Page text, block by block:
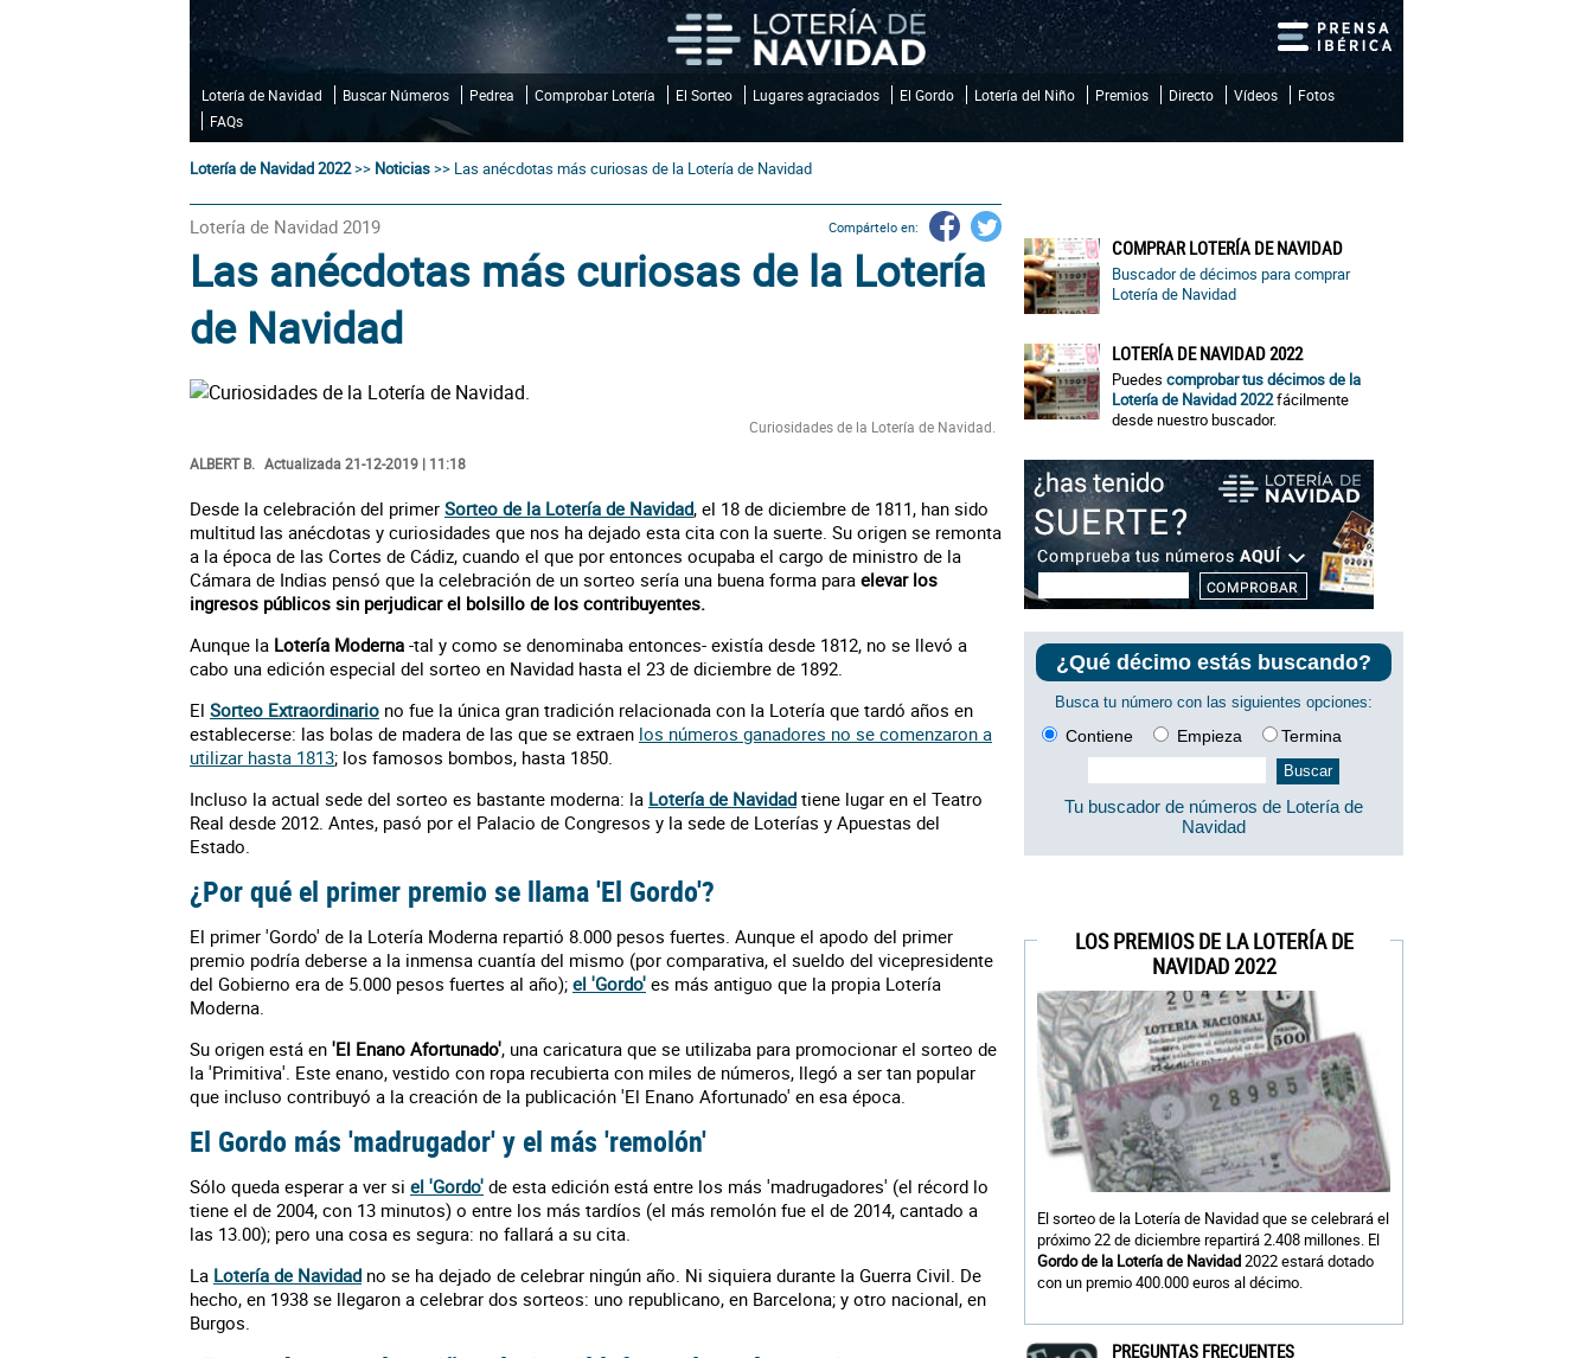
Lotería de Navidad Buscar Números Pedrea Comprobar Lotería El Sorteo Lugares agraciados El Gordo Lotería del Niño Premios Directo Vídeos
Fotos
FAQs
Lotería de Navidad 2022>> Noticias>> Las anécdotas más curiosas de la Lotería de Navidad
Compártelo en:
Lotería de Navidad 2019
Las anécdotas más curiosas de la Lotería
de Navidad
Curiosidades de la Lotería de Navidad.
ALBERT B. Actualizada 21-12-2019 | 11:18
Desde la celebración del primer Sorteo de la Lotería de Navidad, el 18 de diciembre de 1811, han sido
multitud las anécdotas y curiosidades que nos ha dejado esta cita con la suerte. Su origen se remonta
a la época de las Cortes de Cádiz, cuando el que por entonces ocupaba el cargo de ministro de la
Cámara de Indias pensó que la celebración de un sorteo sería una buena forma para elevar los
ingresos públicos sin perjudicar el bolsillo de los contribuyentes.
Aunque la Lotería Moderna -tal y como se denominaba entonces- existía desde 1812, no se llevó a
cabo una edición especial del sorteo en Navidad hasta el 23 de diciembre de 1892.
El Sorteo Extraordinario no fue la única gran tradición relacionada con la Lotería que tardó años en
establecerse: las bolas de madera de las que se extraen los números ganadores no se comenzaron a
utilizar hasta 1813; los famosos bombos, hasta 1850.
Incluso la actual sede del sorteo es bastante moderna: la Lotería de Navidad tiene lugar en el Teatro
Real desde 2012. Antes, pasó por el Palacio de Congresos y la sede de Loterías y Apuestas del
Estado.
¿Por qué el primer premio se llama 'El Gordo'?
El primer 'Gordo' de la Lotería Moderna repartió 8.000 pesos fuertes. Aunque el apodo del primer
premio podría deberse a la inmensa cuantía del mismo (por comparativa, el sueldo del vicepresidente
del Gobierno era de 5.000 pesos fuertes al año); el 'Gordo' es más antiguo que la propia Lotería
Moderna.
Su origen está en 'El Enano Afortunado', una caricatura que se utilizaba para promocionar el sorteo de
la 'Primitiva'. Este enano, vestido con ropa recubierta con miles de números, llegó a ser tan popular
que incluso contribuyó a la creación de la publicación 'El Enano Afortunado' en esa época.
El Gordo más 'madrugador' y el más 'remolón'
Sólo queda esperar a ver si el 'Gordo' de esta edición está entre los más 'madrugadores' (el récord lo
tiene el de 2004, con 13 minutos) o entre los más tardíos (el más remolón fue el de 2014, cantado a
las 13.00); pero una cosa es segura: no fallará a su cita.
La Lotería de Navidad no se ha dejado de celebrar ningún año. Ni siquiera durante la Guerra Civil. De
hecho, en 1938 se llegaron a celebrar dos sorteos: uno republicano, en Barcelona; y otro nacional, en
Burgos.
COMPRAR LOTERÍA DE NAVIDAD
Buscador de décimos para comprar
Lotería de Navidad
LOTERÍA DE NAVIDAD 2022
Puedes comprobar tus décimos de la
Lotería de Navidad 2022fácilmente
desde nuestro buscador.
¿Qué décimo estás buscando?
Busca tu número con las siguientes opciones:
Contiene Empieza Termina
Tu buscador de números de Lotería de
Navidad
LOS PREMIOS DE LA LOTERÍA DE
NAVIDAD 2022
El sorteo de la Lotería de Navidad que se celebrará el
próximo 22 de diciembre repartirá 2.408 millones. El
Gordo de la Lotería de Navidad2022 estará dotado
con un premio 400.000 euros al décimo.
PREGUNTAS FRECUENTES